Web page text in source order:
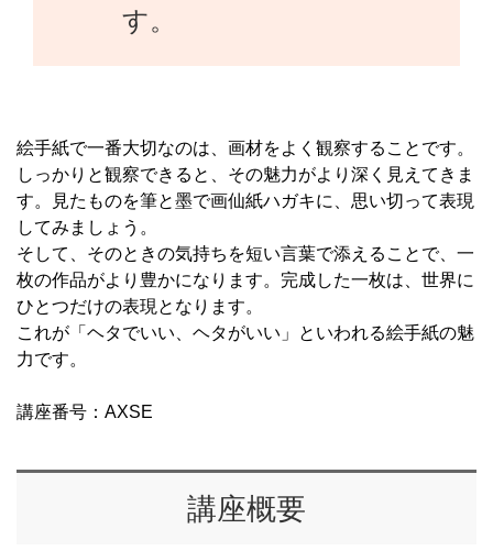
す。
絵手紙で一番大切なのは、画材をよく観察することです。
しっかりと観察できると、その魅力がより深く見えてきま
す。見たものを筆と墨で画仙紙ハガキに、思い切って表現
してみましょう。
そして、そのときの気持ちを短い言葉で添えることで、一
枚の作品がより豊かになります。完成した一枚は、世界に
ひとつだけの表現となります。
これが「ヘタでいい、ヘタがいい」といわれる絵手紙の魅
力です。
講座番号：AXSE
講座概要